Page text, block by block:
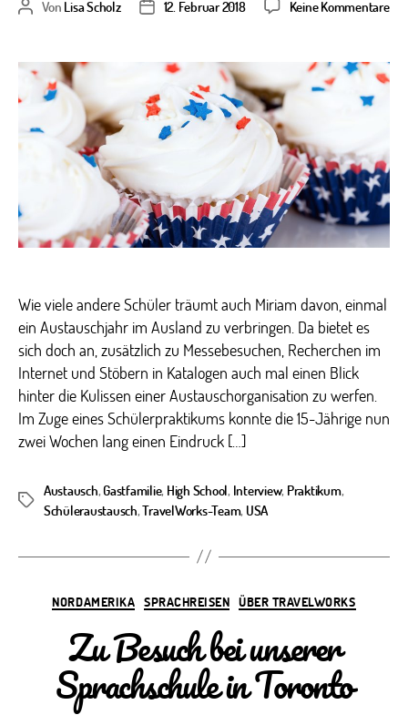
Beitragsautor
Von Lisa Scholz Veröffentlichungsdatum
12. Februar 2018 Keine Kommentarezu
bei
Wie viele andere Schüler träumt auch Miriam davon, einmal
ein Austauschjahr im Ausland zu verbringen. Da bietet es
sich doch an, zusätzlich zu Messebesuchen, Recherchen im
Internet und Stöbern in Katalogen auch mal einen Blick
hinter die Kulissen einer Austauschorganisation zu werfen.
Im Zuge eines Schülerpraktikums konnte die 15-Jährige nun
zwei Wochen lang einen Eindruck […]
Schlagwörter
Austausch,Gastfamilie, High School, Interview, Praktikum,
Schüleraustausch,TravelWorks-Team, USA
Kategorien
NORDAMERIKA SPRACHREISEN ÜBER TRAVELWORKS
Zu Besuch bei unserer
Sprachschule in Toronto